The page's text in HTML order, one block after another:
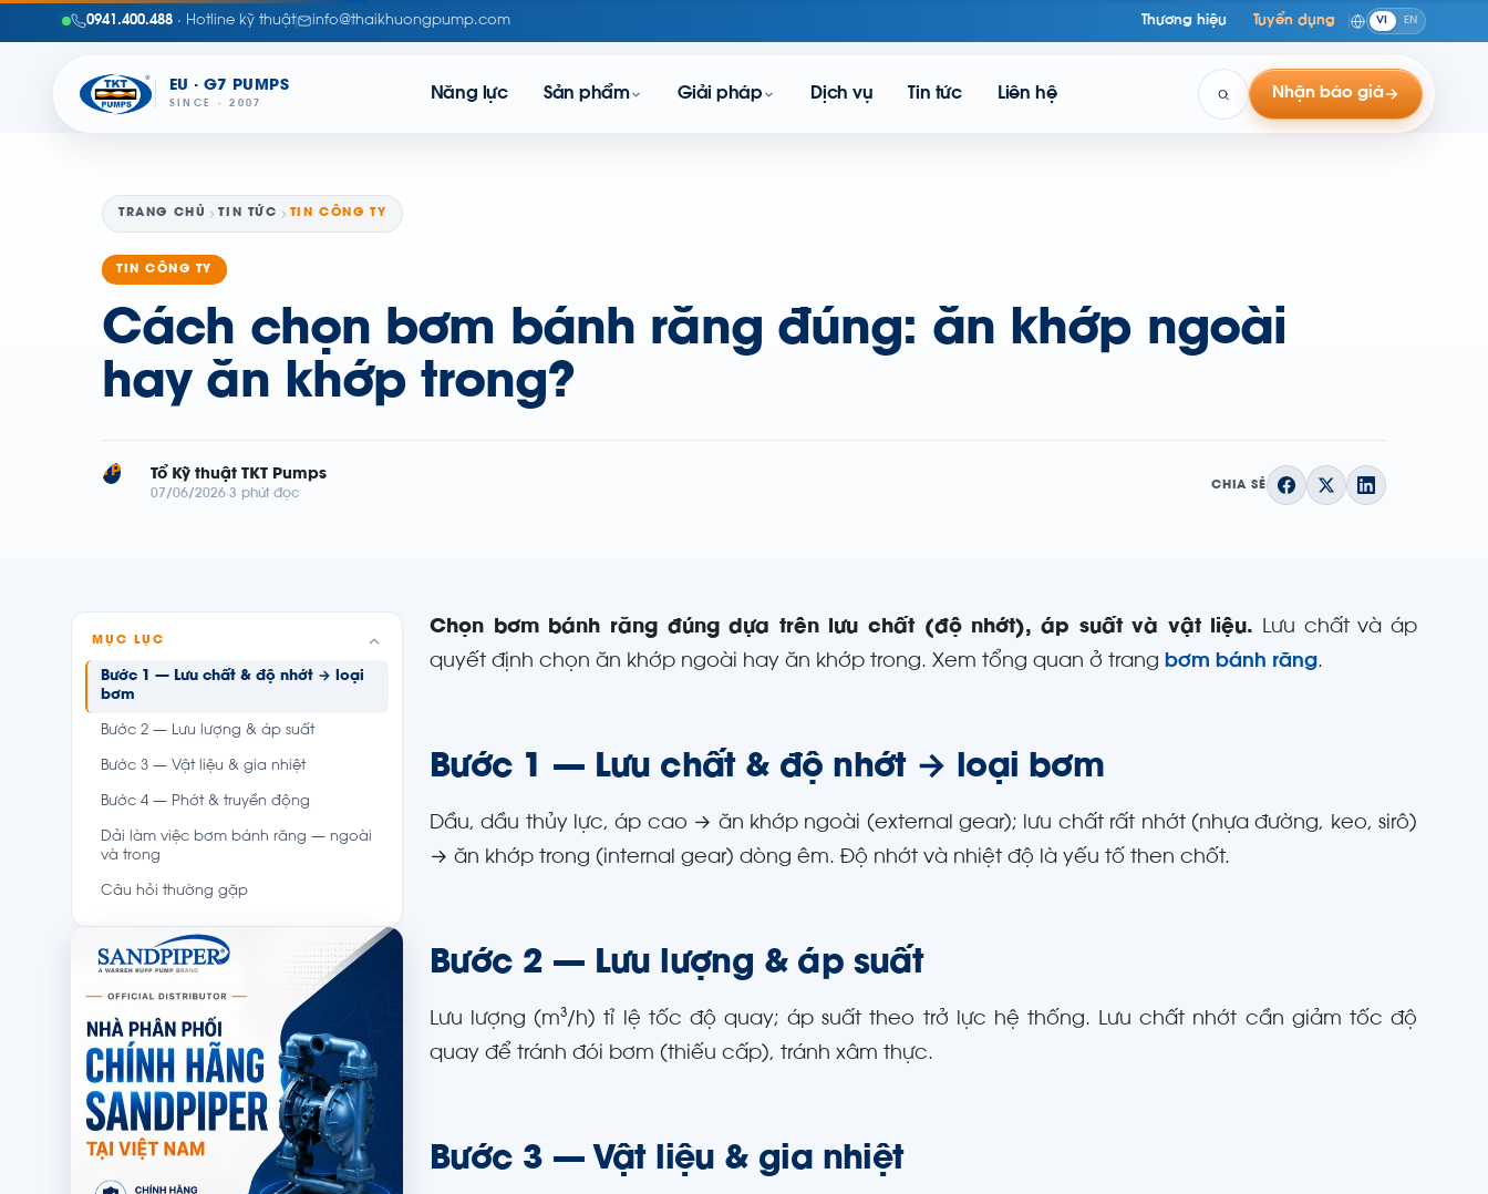
0941.400.488 · Hotline kỹ thuật info@thaikhuongpump.com Thương hiệu Tuyển dụng VI EN
EU · G7 PUMPS
SINCE · 2007
Năng lực Sản phẩm Giải pháp Dịch vụ Tin tức Liên hệ Nhận báo giá
TRANG CHỦ TIN TỨC TIN CÔNG TY
TIN CÔNG TY
Cách chọn bơm bánh răng đúng: ăn khớp ngoài
hay ăn khớp trong?
TP Tổ Kỹ thuật TKT Pumps
07/06/2026 3 phút đọc
CHIA SẺ
MỤC LỤC
Bước 1 — Lưu chất & độ nhớt → loại
bơm
Bước 2 — Lưu lượng & áp suất
Bước 3 — Vật liệu & gia nhiệt
Bước 4 — Phớt & truyền động
Dải làm việc bơm bánh răng — ngoài
và trong
Câu hỏi thường gặp
Chọn bơm bánh răng đúng dựa trên lưu chất (độ nhớt), áp suất và vật liệu. Lưu chất và áp
quyết định chọn ăn khớp ngoài hay ăn khớp trong. Xem tổng quan ở trang bơm bánh răng.
Bước 1 — Lưu chất & độ nhớt → loại bơm
Dầu, dầu thủy lực, áp cao → ăn khớp ngoài (external gear); lưu chất rất nhớt (nhựa đường, keo, sirô)
→ ăn khớp trong (internal gear) dòng êm. Độ nhớt và nhiệt độ là yếu tố then chốt.
Bước 2 — Lưu lượng & áp suất
Lưu lượng (m³/h) tỉ lệ tốc độ quay; áp suất theo trở lực hệ thống. Lưu chất nhớt cần giảm tốc độ
quay để tránh đói bơm (thiếu cấp), tránh xâm thực.
Bước 3 — Vật liệu & gia nhiệt